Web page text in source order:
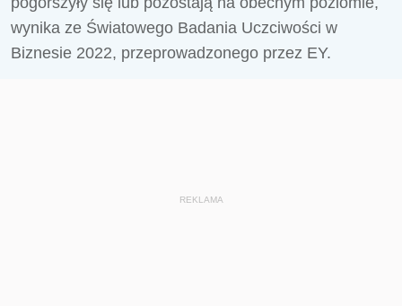
wynika ze Światowego Badania Uczciwości w
Biznesie 2022, przeprowadzonego przez EY.
REKLAMA